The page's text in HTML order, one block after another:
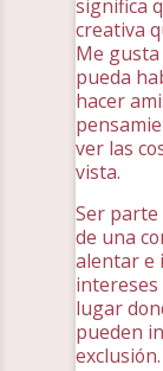
significa
creativa
Me
pueda
hacer
ver las
vista.
Ser parte
de una
alentar e
intereses
lugar
pueden